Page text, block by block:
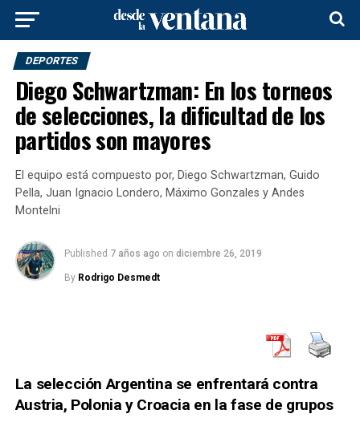
DEPORTES
Diego Schwartzman: En los torneos
de selecciones, la dificultad de los
partidos son mayores
El equipo está compuesto por, Diego Schwartzman, Guido
Pella, Juan Ignacio Londero, Máximo Gonzales y Andes
Montelni
Published 7 años ago on diciembre 26, 2019
By Rodrigo Desmedt
La selección Argentina se enfrentará contra
Austria, Polonia y Croacia en la fase de grupos